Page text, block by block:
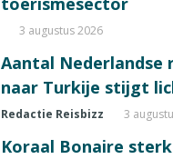
3 augustus 2026
Aantal Nederlandse
naar Turkije stijgt
Redactie Reisbizz 3
Koraal Bonaire